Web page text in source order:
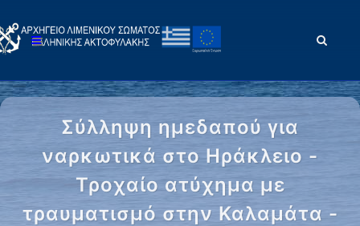
Σύλληψη ημεδαπού για
ναρκωτικά στο Ηράκλειο -
Τροχαίο ατύχημα με
τραυματισμό στην Καλαμάτα -